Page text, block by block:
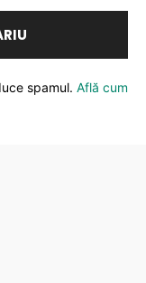
spamul. Află cum